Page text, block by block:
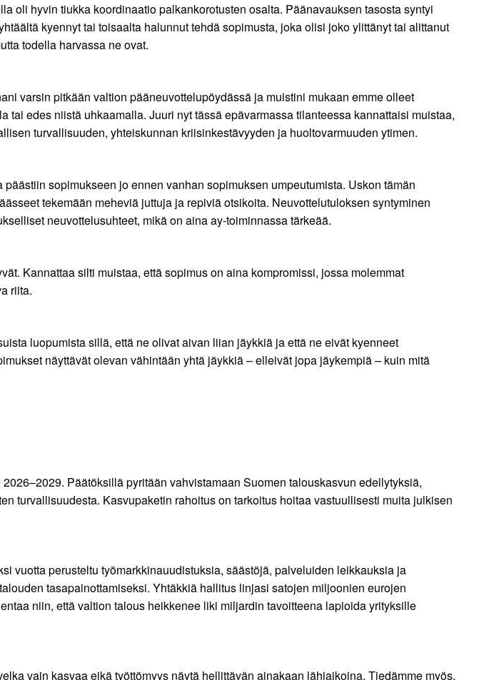
oli hyvin tiukka koordinaatio palkankorotusten osalta. Päänavauksen tasosta syntyi
kyennyt tai toisaalta halunnut tehdä sopimusta, joka olisi joko ylittänyt tai alittanut
todella harvassa ne ovat.
varsin pitkään valtion pääneuvottelupöydässä ja muistini mukaan emme olleet
edes niistä uhkaamalla. Juuri nyt tässä epävarmassa tilanteessa kannattaisi muistaa,
turvallisuuden, yhteiskunnan kriisinkestävyyden ja huoltovarmuuden ytimen.
sopimukseen jo ennen vanhan sopimuksen umpeutumista. Uskon tämän
tekemään meheviä juttuja ja repiviä otsikoita. Neuvottelutuloksen syntyminen
neuvottelusuhteet, mikä on aina ay-toiminnassa tärkeää.
Kannattaa silti muistaa, että sopimus on aina kompromissi, jossa molemmat
riita.
luopumista sillä, että ne olivat aivan liian jäykkiä ja että ne eivät kyenneet
näyttävät olevan vähintään yhtä jäykkiä – elleivät jopa jäykempiä – kuin mitä
Päätöksillä pyritään vahvistamaan Suomen talouskasvun edellytyksiä,
turvallisuudesta. Kasvupaketin rahoitus on tarkoitus hoitaa vastuullisesti muita julkisen
vuotta perusteltu työmarkkinauudistuksia, säästöjä, palveluiden leikkauksia ja
tasapainottamiseksi. Yhtäkkiä hallitus linjasi satojen miljoonien eurojen
niin, että valtion talous heikkenee liki miljardin tavoitteena lapioida yrityksille
vain kasvaa eikä työttömyys näytä hellittävän ainakaan lähiaikoina. Tiedämme myös,